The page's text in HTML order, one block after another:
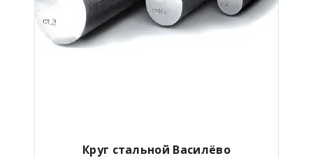
Круг стальной Василёво